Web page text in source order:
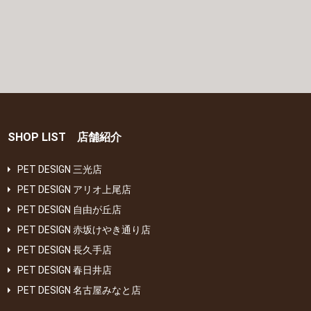
SHOP LIST 店舗紹介
PET DESIGN 三光店
PET DESIGN アリオ上尾店
PET DESIGN 自由が丘店
PET DESIGN 赤坂けやき通り店
PET DESIGN 長久手店
PET DESIGN 春日井店
PET DESIGN 名古屋みなと店